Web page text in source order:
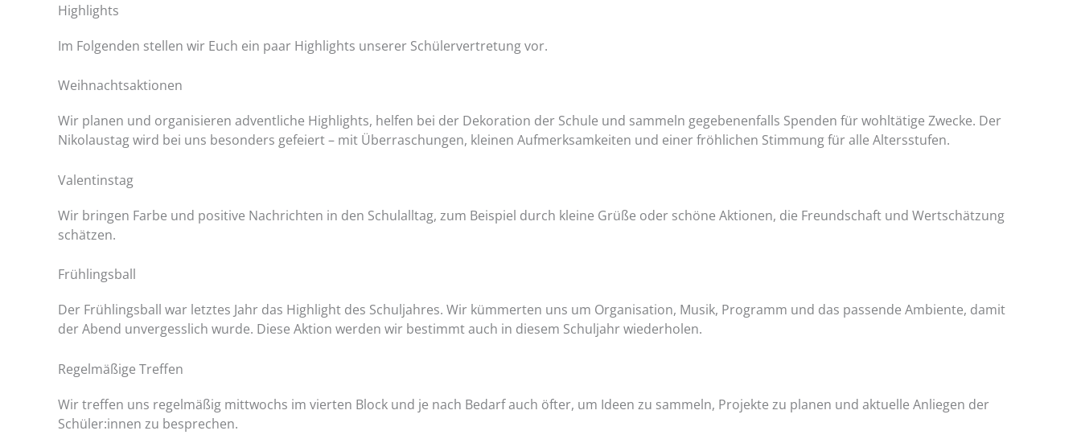
Highlights
Im Folgenden stellen wir Euch ein paar Highlights unserer Schülervertretung vor.
Weihnachtsaktionen
Wir planen und organisieren adventliche Highlights, helfen bei der Dekoration der Schule und sammeln gegebenenfalls Spenden für wohltätige Zwecke. Der
Nikolaustag wird bei uns besonders gefeiert – mit Überraschungen, kleinen Aufmerksamkeiten und einer fröhlichen Stimmung für alle Altersstufen.
Valentinstag
Wir bringen Farbe und positive Nachrichten in den Schulalltag, zum Beispiel durch kleine Grüße oder schöne Aktionen, die Freundschaft und Wertschätzung
schätzen.
Frühlingsball
Der Frühlingsball war letztes Jahr das Highlight des Schuljahres. Wir kümmerten uns um Organisation, Musik, Programm und das passende Ambiente, damit
der Abend unvergesslich wurde. Diese Aktion werden wir bestimmt auch in diesem Schuljahr wiederholen.
Regelmäßige Treffen
Wir treffen uns regelmäßig mittwochs im vierten Block und je nach Bedarf auch öfter, um Ideen zu sammeln, Projekte zu planen und aktuelle Anliegen der
Schüler:innen zu besprechen.